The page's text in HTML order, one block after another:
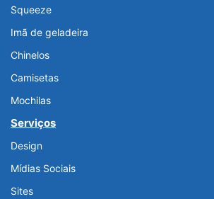
Squeeze
Imã de geladeira
Chinelos
Camisetas
Mochilas
Serviços
Design
Mídias Sociais
Sites